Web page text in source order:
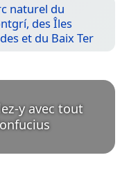
naturel du
des Îles
et du Baix Ter
y avec tout